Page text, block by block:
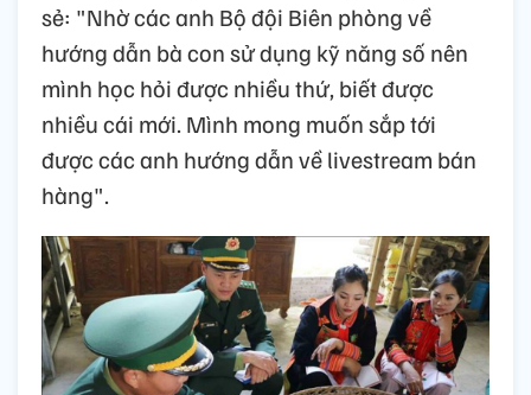
sẻ: "Nhờ các anh Bộ đội Biên phòng về
hướng dẫn bà con sử dụng kỹ năng số nên
mình học hỏi được nhiều thứ, biết được
nhiều cái mới. Mình mong muốn sắp tới
được các anh hướng dẫn về livestream bán
hàng".